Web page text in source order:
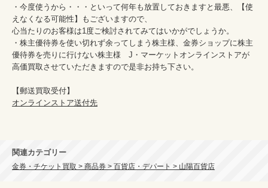
・今度使うから・・・といって何年も放置しておきますと最悪、【使
えなくなる可能性】もございますので、
心当たりのお客様は1度ご検討されてみてはいかがでしょうか。
・株主優待券を使い切れず余ってしまう株主様、金券ショップに株主
優待券を売りに行けない株主様　J・マーケットオンラインストアが
高価買取させていただきますので是非お持ち下さい。
オンラインストア送付先
関連カテゴリー
金券・チケット買取 > 商品券 > 百貨店・デパート > 山陽百貨店